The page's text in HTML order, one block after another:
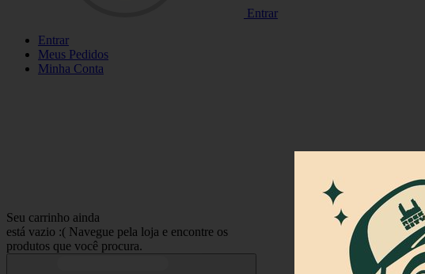
Entrar
Entrar
Meus Pedidos
Minha Conta
Seu carrinho ainda
está vazio :( Navegue pela loja e encontre os
produtos que você procura.